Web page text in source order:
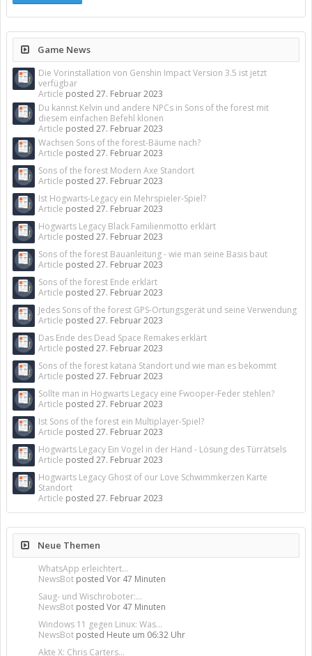
Game News
Die Vorinstallation von Genshin Impact Version 3.5 ist jetzt
verfügbar
Article posted 27. Februar 2023
Du kannst Kelvin und andere NPCs in Sons of the forest mit
diesem einfachen Befehl klonen
Article posted 27. Februar 2023
Wachsen Sons of the forest-Bäume nach?
Article posted 27. Februar 2023
Sons of the forest Modern Axe Standort
Article posted 27. Februar 2023
Ist Hogwarts-Legacy ein Mehrspieler-Spiel?
Article posted 27. Februar 2023
Hogwarts Legacy Black Familienmotto erklärt
Article posted 27. Februar 2023
Sons of the forest Bauanleitung - wie man seine Basis baut
Article posted 27. Februar 2023
Sons of the forest Ende erklärt
Article posted 27. Februar 2023
Jedes Sons of the forest GPS-Ortungsgerät und seine Verwendung
Article posted 27. Februar 2023
Das Ende des Dead Space Remakes erklärt
Article posted 27. Februar 2023
Sons of the forest katana Standort und wie man es bekommt
Article posted 27. Februar 2023
Sollte man in Hogwarts Legacy eine Fwooper-Feder stehlen?
Article posted 27. Februar 2023
Ist Sons of the forest ein Multiplayer-Spiel?
Article posted 27. Februar 2023
Hogwarts Legacy Ein Vogel in der Hand - Lösung des Türrätsels
Article posted 27. Februar 2023
Hogwarts Legacy Ghost of our Love Schwimmkerzen Karte
Standort
Article posted 27. Februar 2023
Neue Themen
WhatsApp erleichtert...
NewsBot posted Vor 47 Minuten
Saug- und Wischroboter:...
NewsBot posted Vor 47 Minuten
Windows 11 gegen Linux: Was...
NewsBot posted Heute um 06:32 Uhr
Akte X: Chris Carters...